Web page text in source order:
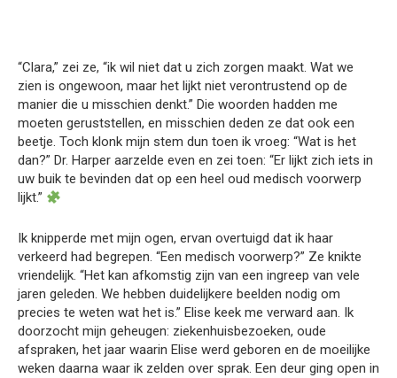
“Clara,” zei ze, “ik wil niet dat u zich zorgen maakt. Wat we
zien is ongewoon, maar het lijkt niet verontrustend op de
manier die u misschien denkt.” Die woorden hadden me
moeten geruststellen, en misschien deden ze dat ook een
beetje. Toch klonk mijn stem dun toen ik vroeg: “Wat is het
dan?” Dr. Harper aarzelde even en zei toen: “Er lijkt zich iets in
uw buik te bevinden dat op een heel oud medisch voorwerp
lijkt.”
Ik knipperde met mijn ogen, ervan overtuigd dat ik haar
verkeerd had begrepen. “Een medisch voorwerp?” Ze knikte
vriendelijk. “Het kan afkomstig zijn van een ingreep van vele
jaren geleden. We hebben duidelijkere beelden nodig om
precies te weten wat het is.” Elise keek me verward aan. Ik
doorzocht mijn geheugen: ziekenhuisbezoeken, oude
afspraken, het jaar waarin Elise werd geboren en de moeilijke
weken daarna waar ik zelden over sprak. Een deur ging open in